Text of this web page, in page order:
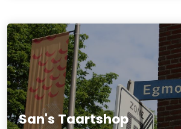
San's Taartshop